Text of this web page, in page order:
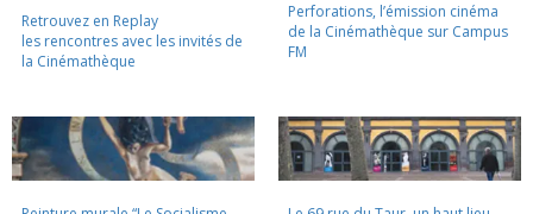
Retrouvez en Replay
les rencontres avec les invités de
la Cinémathèque
Perforations, l’émission cinéma
de la Cinémathèque sur Campus
FM